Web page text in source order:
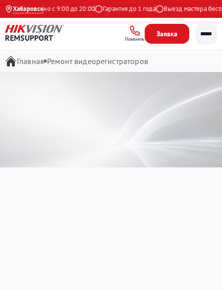
Хабаровск
Ежедневно с 9:00 до 20:00 Гарантия до 1 года Выезд мастера
REMSUPPORT Позвонить
Заявка
Главная Ремонт видеорегистраторов